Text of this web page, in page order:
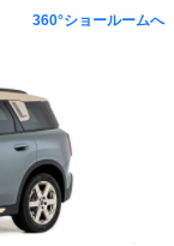
360°ショールームへ